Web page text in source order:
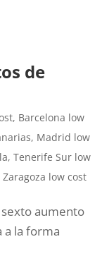
de
, Barcelona low
, Madrid low
,Tenerife Sur low
Zaragoza low cost
aumento
a la forma